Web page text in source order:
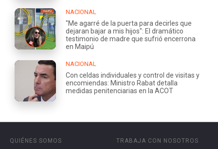
NACIONAL
"Me agarré de la puerta para decirles que
dejaran bajar a mis hijos": El dramático
testimonio de madre que sufrió encerrona
en Maipú
NACIONAL
Con celdas individuales y control de visitas y
encomiendas: Ministro Rabat detalla
medidas penitenciarias en la ACOT
QUIÉNES SOMOS
TRABAJA CON NOSOTROS